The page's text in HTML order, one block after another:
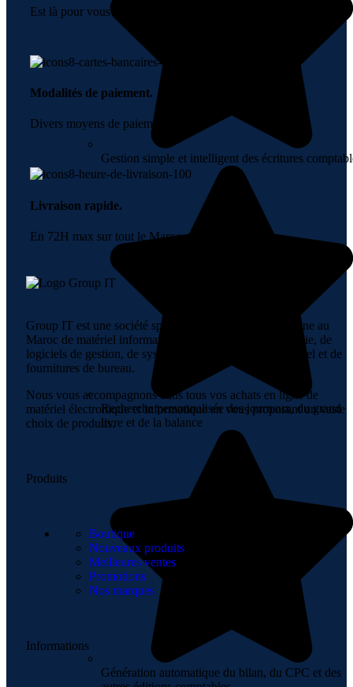
Gestion simple et intelligent des écritures
Recherche personnalisée des journaux, du grand
livre et de la balance
Génération automatique du bilan, du CPC et des
Est là pour vous aider.
Modalités de paiement.
Divers moyens de paiement.
Livraison rapide.
En 72H max sur tout le Maroc.
Group IT est une société spécialisée dans la vente en ligne au
Maroc de matériel informatique, de réseaux, de téléphonie, de
logiciels de gestion, de systèmes de sécurité, d’audiovisuel et de
fournitures de bureau.
Nous vous accompagnons dans tous vos achats en ligne de
matériel électronique et informatique en vous proposant un vaste
choix de produits.
Produits
Boutique
Nouveaux produits
Meilleures ventes
Promotions
Nos marques
Informations